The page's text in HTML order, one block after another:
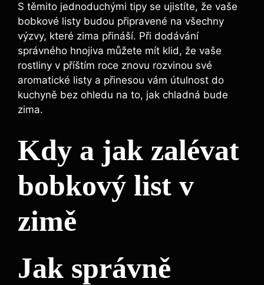
S těmito jednoduchými tipy se ujistíte, že vaše
bobkové listy budou připravené ⁣na všechny
výzvy, které zima ​přináší.⁣ Při ​dodávání
správného hnojiva můžete mít klid, že vaše​
rostliny v příštím roce znovu rozvinou své
aromatické listy a přinesou vám útulnost ​do
kuchyně bez ohledu na​ to, jak chladná bude
‍zima.
Kdy a jak⁤ zalévat
bobkový list v
zimě
Jak správně